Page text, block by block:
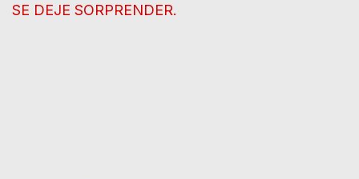
SE DEJE SORPRENDER.